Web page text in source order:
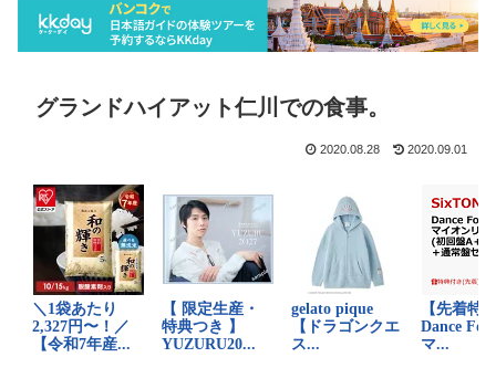
グランドハイアット仁川での食事。
2020.08.28 2020.09.01